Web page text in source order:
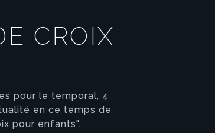
CROIX
pour le temporal, 4
en ce temps de
pour enfants".